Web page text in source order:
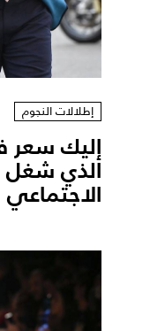
إطلالات النجوم
إليك سعر
الذي شغل
الاجتماعي ‎